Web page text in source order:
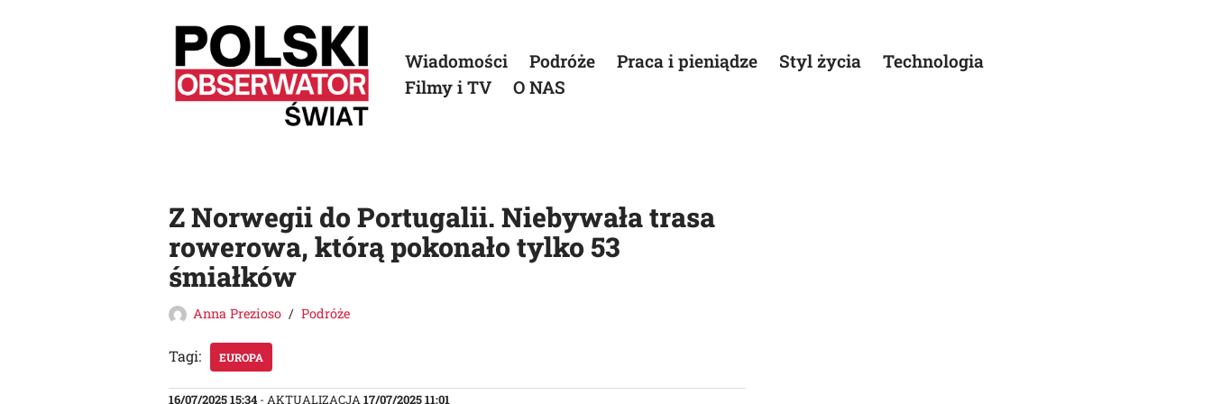
Przejdź
do
treści
Wiadomości Podróże Praca i pieniądze Styl życia
Technologia
Filmy i TV
O NAS
Z Norwegii do Portugalii. Niebywała trasa
rowerowa, którą pokonało tylko 53
śmiałków
Anna Prezioso Podróże
Tagi: EUROPA
16/07/2025 15:34 - AKTUALIZACJA17/07/2025 11:01